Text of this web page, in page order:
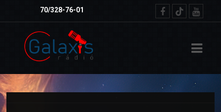
70/328-76-01